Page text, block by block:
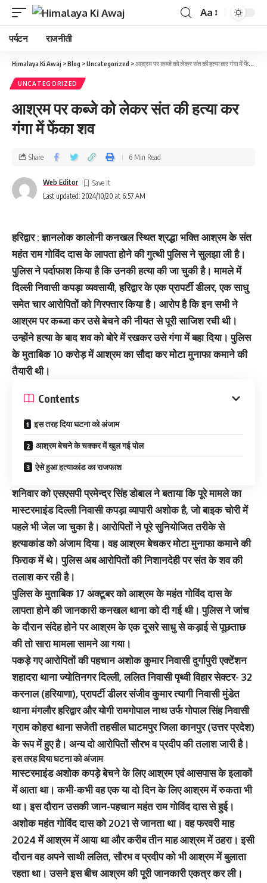
Aa
पर्यटन राजनीती
Himalaya Ki Awaj >Blog >Uncategorized >आश्रम पर कब्जे को लेकर संत की हत्या कर गंगा में फेंका शव
UNCATEGORIZED
आश्रम पर कब्जे को लेकर संत की हत्या कर
गंगा में फेंका शव
Last updated: 2024/10/20 at 6:57 AM
Web Editor
Share 6 Min Read
हरिद्वार: ज्ञानलोक कालोनी कनखल स्थित श्रद्धा भक्ति आश्रम के संत
महंत राम गोविंद दास के लापता होने की गुत्थी पुलिस ने सुलझा ली है।
पुलिस ने पर्दाफाश किया है कि उनकी हत्या की जा चुकी है। मामले में
दिल्ली निवासी कपड़ा व्यवसायी, हरिद्वार के एक प्रापर्टी डीलर, एक साधु
समेत चार आरोपितों को गिरफ्तार किया है। आरोप है कि इन सभी ने
आश्रम पर कब्जा कर उसे बेचने की नीयत से पूरी साजिश रची थी।
उन्होंने हत्या के बाद शव को बोरे में रखकर उसे गंगा में बहा दिया। पुलिस
के मुताबिक 10 करोड़ में आश्रम का सौदा कर मोटा मुनाफा कमाने की
तैयारी थी।
Contents
इस तरह दिया घटना को अंजाम
आश्रम बेचने के चक्कर में खुल गई पोल
ऐसे हुआ हत्याकांड का राजफाश
शनिवार को एसएसपी प्रमेन्द्र सिंह डोबाल ने बताया कि पूरे मामले का
मास्टरमाइंड दिल्ली निवासी कपड़ा व्यापारी अशोक है, जो बाइक चोरी में
पहले भी जेल जा चुका है। आरोपितों ने पूरे सुनियोजित तरीके से
हत्याकांड को अंजाम दिया। वह आश्रम बेचकर मोटा मुनाफा कमाने की
फिराक में थे। पुलिस अब आरोपितों की निशानदेही पर संत के शव की
तलाश कर रही है।
पुलिस के मुताबिक 17 अक्टूबर को आश्रम के महंत गोविंद दास के
लापता होने की जानकारी कनखल थाना को दी गई थी। पुलिस ने जांच
के दौरान संदेह होने पर आश्रम के एक दूसरे साधु से कड़ाई से पूछताछ
की तो सारा मामला सामने आ गया।
पकड़े गए आरोपितों की पहचान अशोक कुमार निवासी दुर्गापुरी एक्टेंशन
शहादरा थाना ज्योतिनगर दिल्ली, ललित निवासी पृथ्वी विहार सेक्टर- 32
करनाल (हरियाणा), प्रापर्टी डीलर संजीव कुमार त्यागी निवासी मुंडेत
थाना मंगलौर हरिद्वार और योगी रामगोपाल नाथ उर्फ गोपाल सिंह निवासी
ग्राम कोहरा थाना सजेती तहसील घाटमपुर जिला कानपुर (उत्तर प्रदेश)
के रूप में हुए है। अन्य दो आरोपितों सौरभ व प्रदीप की तलाश जारी है।
इस तरह दिया घटना को अंजाम
मास्टरमाइंड अशोक कपड़े बेचने के लिए आश्रम एवं आसपास के इलाकों
में आता था। कभी-कभी वह एक या दो दिन के लिए आश्रम में रुकता भी
था। इस दौरान उसकी जान-पहचान महंत राम गोविंद दास से हुई।
अशोक महंत गोविंद दास को 2021 से जानता था। वह फरवरी माह
2024 में आश्रम में आया था और करीब तीन माह आश्रम में ठहरा। इसी
दौरान वह अपने साथी ललित, सौरभ व प्रदीप को भी आश्रम में बुलाता
रहता था। उसने इस बीच आश्रम की पूरी जानकारी एकत्र कर ली।